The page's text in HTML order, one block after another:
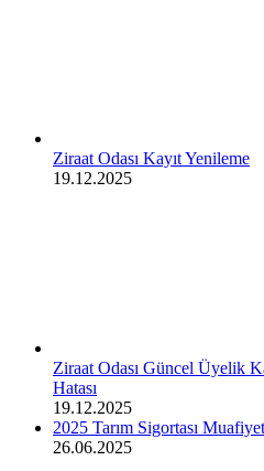
Ziraat Odası Kayıt Yenileme
19.12.2025
Ziraat Odası Güncel Üyelik
Hatası
19.12.2025
2025 Tarım Sigortası Muafiyet
26.06.2025